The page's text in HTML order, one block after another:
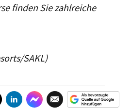
finden Sie zahlreiche
SAKL)